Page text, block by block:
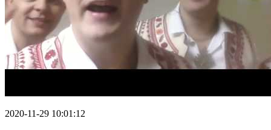
2020-11-29 10:01:12